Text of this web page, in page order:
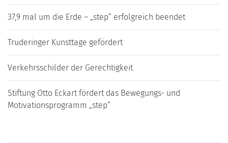
37,9 mal um die Erde – „step“ erfolgreich beendet
Truderinger Kunsttage gefördert
Verkehrsschilder der Gerechtigkeit
Stiftung Otto Eckart fördert das Bewegungs- und
Motivationsprogramm „step“